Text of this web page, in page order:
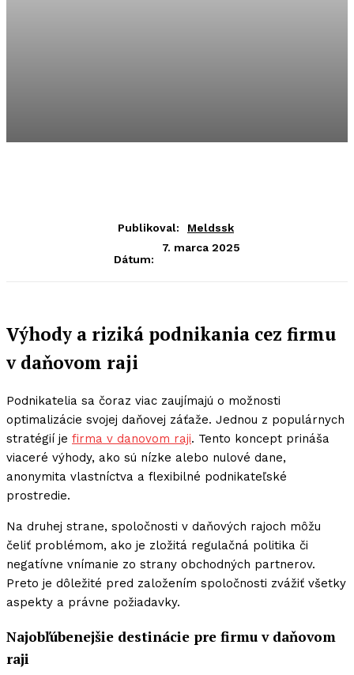
Publikoval: Meldssk
Dátum:
7. marca 2025
Výhody a riziká podnikania cez firmu
v daňovom raji
Podnikatelia sa čoraz viac zaujímajú o možnosti
optimalizácie svojej daňovej záťaže. Jednou z populárnych
stratégií je firma v danovom raji. Tento koncept prináša
viaceré výhody, ako sú nízke alebo nulové dane,
anonymita vlastníctva a flexibilné podnikateľské
prostredie.
Na druhej strane, spoločnosti v daňových rajoch môžu
čeliť problémom, ako je zložitá regulačná politika či
negatívne vnímanie zo strany obchodných partnerov.
Preto je dôležité pred založením spoločnosti zvážiť všetky
aspekty a právne požiadavky.
Najobľúbenejšie destinácie pre firmu v daňovom
raji